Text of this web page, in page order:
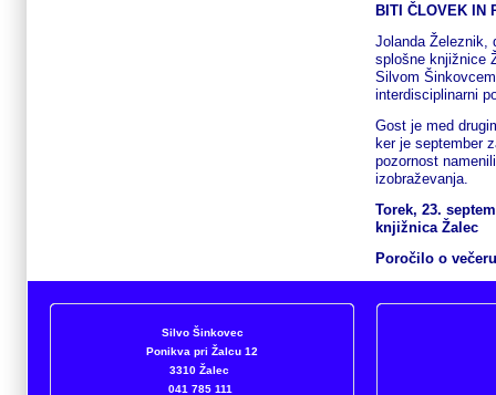
BITI ČLOVEK IN
Jolanda Železnik,
splošne knjižnice
Silvom
interdisciplinarni
Gost je med
ker je september
pozornost
izobraževanja.
Torek, 23.
knjižnica Žalec
Poročilo o
Silvo Šinkovec
Ponikva pri Žalcu 12
3310 Žalec
041 785 111